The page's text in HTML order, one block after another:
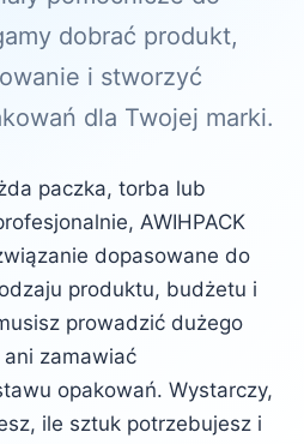
dobrać produkt,
i stworzyć
dla Twojej marki.
paczka, torba lub
AWIHPACK
dopasowane do
produktu, budżetu i
prowadzić dużego
zamawiać
opakowań. Wystarczy,
ile sztuk potrzebujesz i